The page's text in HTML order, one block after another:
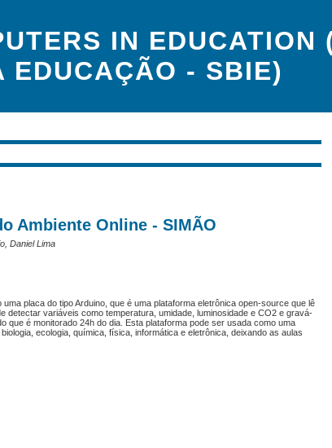
IN EDUCATION
EDUCAÇÃO - SBIE)
Ambiente Online - SIMÃO
Daniel Lima
placa do tipo Arduino, que é uma plataforma eletrônica open-source que lê
variáveis como temperatura, umidade, luminosidade e CO2 e gravá-
é monitorado 24h do dia. Esta plataforma pode ser usada como uma
ecologia, química, física, informática e eletrônica, deixando as aulas